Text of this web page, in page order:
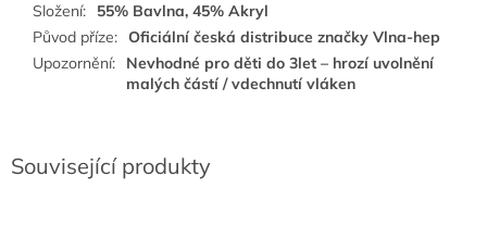
Související produkty
Složení:
55% Bavlna, 45% Akryl
Původ příze: Oficiální česká distribuce značky Vlna-hep
Upozornění:
Nevhodné pro děti do 3let – hrozí uvolnění
malých částí / vdechnutí vláken